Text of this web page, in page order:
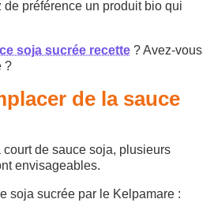
préférence un produit bio qui
soja sucrée recette ? Avez-vous
?
de la sauce
court de sauce soja, plusieurs
envisageables.
soja sucrée par le Kelpamare :